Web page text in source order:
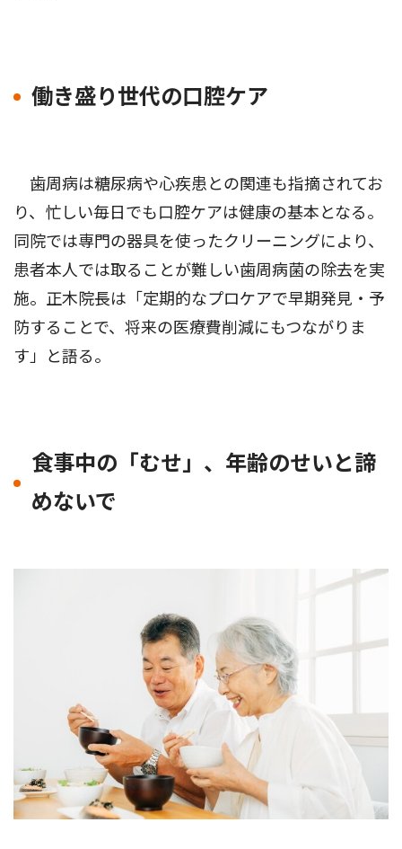
働き盛り世代の口腔ケア
歯周病は糖尿病や心疾患との関連も指摘されてお
り、忙しい毎日でも口腔ケアは健康の基本となる。
同院では専門の器具を使ったクリーニングにより、
患者本人では取ることが難しい歯周病菌の除去を実
施。正木院長は「定期的なプロケアで早期発見・予
防することで、将来の医療費削減にもつながりま
す」と語る。
食事中の「むせ」、年齢のせいと諦
めないで